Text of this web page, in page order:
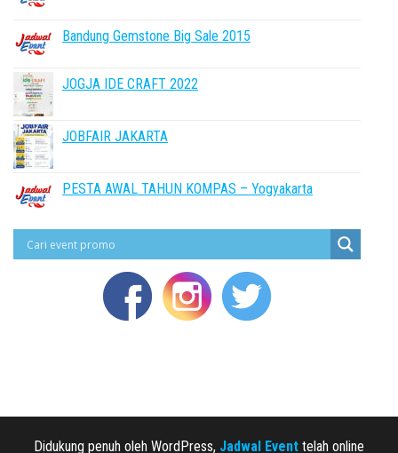
Bandung Gemstone Big Sale 2015
JOGJA IDE CRAFT 2022
JOBFAIR JAKARTA
PESTA AWAL TAHUN KOMPAS – Yogyakarta
Didukung penuh oleh WordPress, Jadwal Event telah online